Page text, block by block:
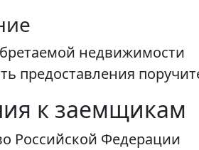
недвижимости
предоставления
к заемщикам
Российской Федерации